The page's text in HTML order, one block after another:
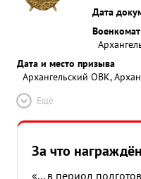
Дата
Военкомат
Дата и место призыва
Архангельский ОВК,
Ещё
За что награждён
«... в период